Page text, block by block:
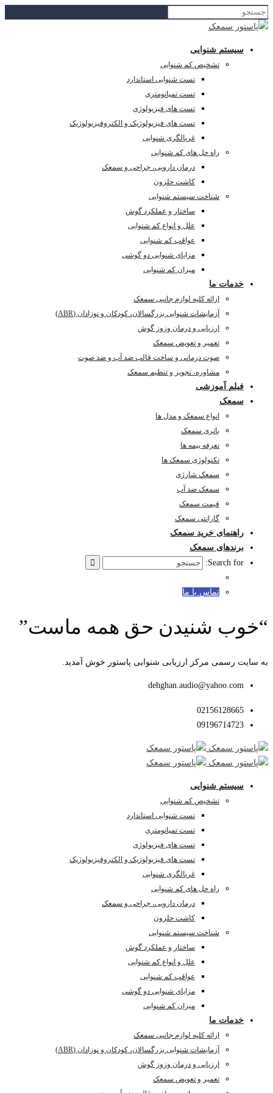
سیستم شنوایی
تشخیص کم شنوایی
تست شنوایی استاندارد
تست تمپانومتری
تست های فیزیولوژی
تست های فیزیولوژیک و الکتروفیزیولوژیک
غربالگری شنوایی
راه حل های کم شنوایی
درمان دارویی، جراحی و سمعک
کاشت حلزون
شناخت سیستم شنوایی
ساختار و عملکرد گوش
علل و انواع کم شنوایی
عواقب کم شنوایی
مزایای شنوایی دو گوشی
میزان کم شنوایی
خدمات ما
ارائه کلیه لوازم جانبی سمعک
آزمایشات شنوایی بزرگسالان، کودکان و نوزادان (ABR)
ارزیابی و درمان وزوز گوش
تعمیر و تعویض سمعک
صوت درمانی و ساخت قالب ضد آب و ضد صوت
مشاوره، تجویز و تنظیم سمعک
فیلم آموزشی
سمعک
انواع سمعک و مدل ها
باتری سمعک
تعرفه بیمه ها
تکنولوژی سمعک ها
سمعک شارژی
سمعک ضد آب
قیمت سمعک
گارانتی سمعک
راهنمای خرید سمعک
برندهای سمعک
Search for:
تماس با ما
“خوب شنیدن حق همه ماست”
به سایت رسمی مرکز ارزیابی شنوایی پاستور خوش آمدید.
dehghan.audio@yahoo.com
02156128665
09196714723
سیستم شنوایی
تشخیص کم شنوایی
تست شنوایی استاندارد
تست تمپانومتری
تست های فیزیولوژی
تست های فیزیولوژیک و الکتروفیزیولوژیک
غربالگری شنوایی
راه حل های کم شنوایی
درمان دارویی، جراحی و سمعک
کاشت حلزون
شناخت سیستم شنوایی
ساختار و عملکرد گوش
علل و انواع کم شنوایی
عواقب کم شنوایی
مزایای شنوایی دو گوشی
میزان کم شنوایی
خدمات ما
ارائه کلیه لوازم جانبی سمعک
آزمایشات شنوایی بزرگسالان، کودکان و نوزادان (ABR)
ارزیابی و درمان وزوز گوش
تعمیر و تعویض سمعک